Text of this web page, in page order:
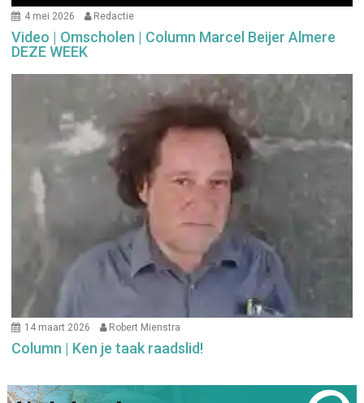
4 mei 2026 Redactie
Video | Omscholen | Column Marcel Beijer Almere
DEZE WEEK
14 maart 2026 Robert Mienstra
Column | Ken je taak raadslid!